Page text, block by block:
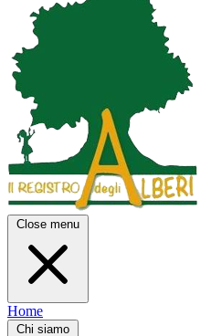
Close menu
Home
Chi siamo